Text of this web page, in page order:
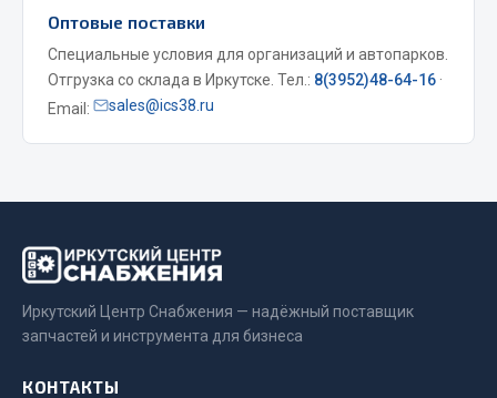
Показать ещё
Запчасти ЯМЗ
Двигатель
Система питания
Система выпуска газа
Система охлаждения
Оптовые поставки
Специальные условия для организаций и автопарков.
Отгрузка со склада в Иркутске. Тел.: 8(3952)48-64-16 ·
Email:
sales@ics38.ru
Иркутский Центр Снабжения — надёжный поставщик
запчастей и инструмента для бизнеса
КОНТАКТЫ